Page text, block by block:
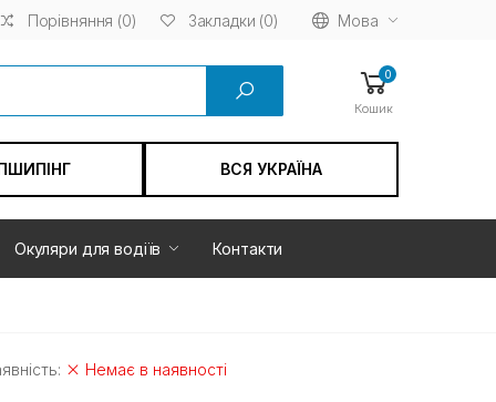
Порівняння (0) Закладки (0) Мова
0
Кошик
ВСЯ УКРАЇНА
Окуляри для водіїв Контакти
Немає в наявності